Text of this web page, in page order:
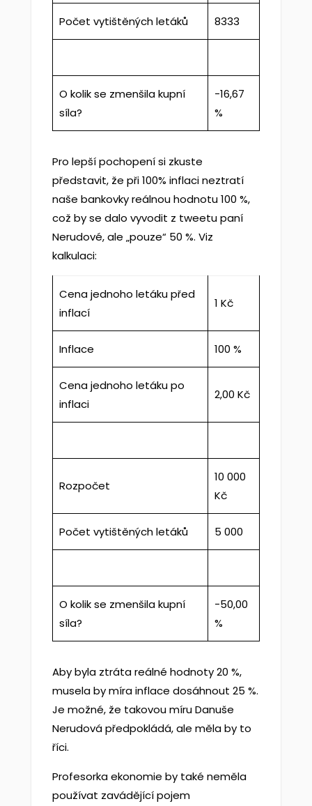
Počet vytištěných letáků 8333
O kolik se zmenšila kupní
síla?
−16,67
%
Pro lepší pochopení si zkuste
představit, že při 100% inflaci neztratí
naše bankovky reálnou hodnotu 100 %,
což by se dalo vyvodit z tweetu paní
Nerudové, ale „pouze“ 50 %. Viz
kalkulaci:
Cena jednoho letáku před
inflací
1 Kč
Inflace 100 %
Cena jednoho letáku po
inflaci
2,00 Kč
Rozpočet
10 000
Kč
Počet vytištěných letáků 5 000
O kolik se zmenšila kupní
síla?
−50,00
%
Aby byla ztráta reálné hodnoty 20 %,
musela by míra inflace dosáhnout 25 %.
Je možné, že takovou míru Danuše
Nerudová předpokládá, ale měla by to
říci.
Profesorka ekonomie by také neměla
používat zavádějící pojem